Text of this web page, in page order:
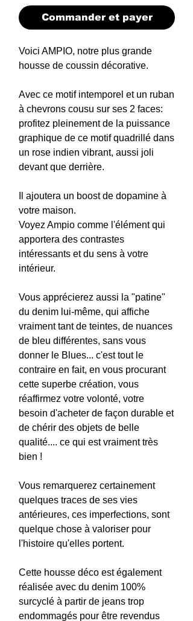
Commander et payer
Voici AMPIO, notre plus grande
housse de coussin décorative.
Avec ce motif intemporel et un ruban
à chevrons cousu sur ses 2 faces:
profitez pleinement de la puissance
graphique de ce motif quadrillé dans
un rose indien vibrant, aussi joli
devant que derrière.
Il ajoutera un boost de dopamine à
votre maison.
Voyez Ampio comme l'élément qui
apportera des contrastes
intéressants et du sens à votre
intérieur.
Vous apprécierez aussi la "patine"
du denim lui-même, qui affiche
vraiment tant de teintes, de nuances
de bleu différentes, sans vous
donner le Blues... c'est tout le
contraire en fait, en vous procurant
cette superbe création, vous
réaffirmez votre volonté, votre
besoin d'acheter de façon durable et
de chérir des objets de belle
qualité.... ce qui est vraiment très
bien !
Vous remarquerez certainement
quelques traces de ses vies
antérieures, ces imperfections, sont
quelque chose à valoriser pour
l'histoire qu'elles portent.
Cette housse déco est également
réalisée avec du denim 100%
surcyclé à partir de jeans trop
endommagés pour être revendus